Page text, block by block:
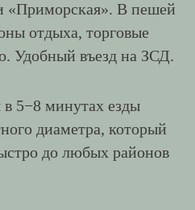
«Приморская». В пешей
отдыха, торговые
Удобный въезд на ЗСД.
в 5−8 минутах езды
диаметра, который
до любых районов